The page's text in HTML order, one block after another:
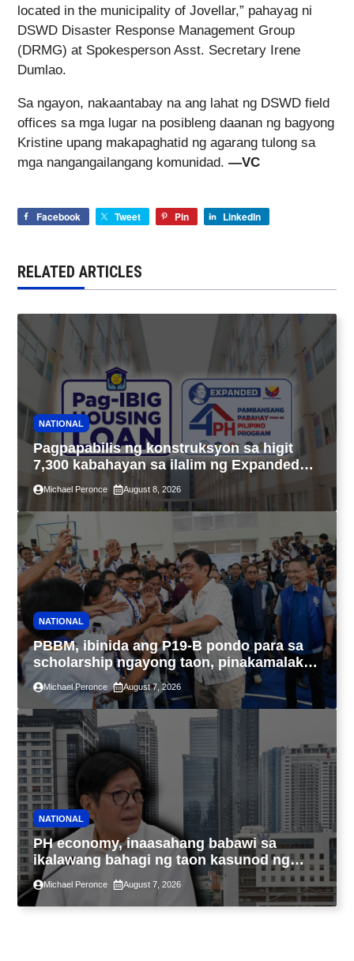
located in the municipality of Jovellar,” pahayag ni
DSWD Disaster Response Management Group
(DRMG) at Spokesperson Asst. Secretary Irene
Dumlao.
Sa ngayon, nakaantabay na ang lahat ng DSWD field
offices sa mga lugar na posibleng daanan ng bagyong
Kristine upang makapaghatid ng agarang tulong sa
mga nangangailangang komunidad. —VC
Facebook Tweet Pin LinkedIn
RELATED ARTICLES
NATIONAL
Pagpapabilis ng konstruksyon sa higit
7,300 kabahayan sa ilalim ng Expanded
4PH, posible na sa pagtutulungan ng Pag-
IBIG at P.A. Alvarez
Michael Peronce August 8, 2026
NATIONAL
PBBM, ibinida ang P19-B pondo para sa
scholarship ngayong taon, pinakamalaki
sa kasaysayan ng TESDA
Michael Peronce August 7, 2026
NATIONAL
PH economy, inaasahang babawi sa
ikalawang bahagi ng taon kasunod ng
2.3% GDP dulot ng Middle East war,
pagkaantala ng public construction
Michael Peronce August 7, 2026